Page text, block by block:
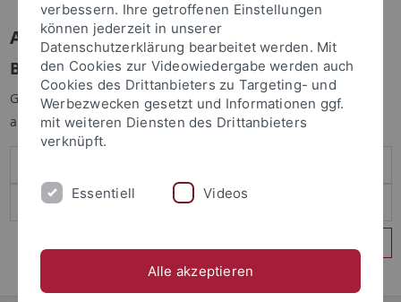
Anmelden
Benutzeranmeldung
Geben Sie Ihren Benutzernamen und Ihr Passwort an um sich
anzumelden:
verbessern. Ihre getroffenen Einstellungen
können jederzeit in unserer
Datenschutzerklärung bearbeitet werden. Mit
den Cookies zur Videowiedergabe werden auch
Cookies des Drittanbieters zu Targeting- und
Werbezwecken gesetzt und Informationen ggf.
mit weiteren Diensten des Drittanbieters
verknüpft.
Essentiell Videos
Alle akzeptieren